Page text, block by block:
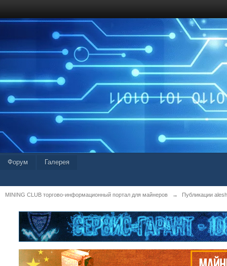
Форум Галерея
MINING CLUB торгово-информационный портал для майнеров → Публикации